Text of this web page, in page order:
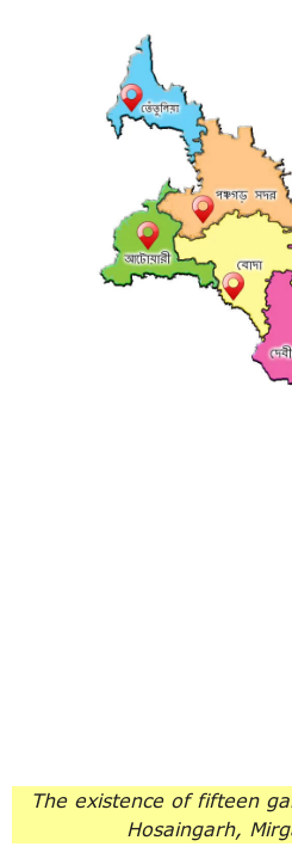
The existence of fifteen
Hosaingarh,